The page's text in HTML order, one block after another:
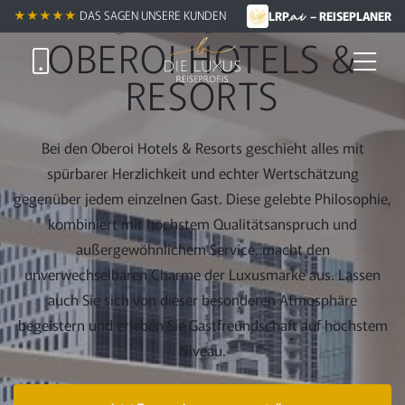
★★★★★ DAS SAGEN UNSERE KUNDEN LRP.ai – REISEPLANER
Zum
Hauptinhalt
springen
Exklusive Luxusmarke
OBEROI HOTELS &
RESORTS
Bei den Oberoi Hotels & Resorts geschieht alles mit
spürbarer Herzlichkeit und echter Wertschätzung
gegenüber jedem einzelnen Gast. Diese gelebte Philosophie,
kombiniert mit höchstem Qualitätsanspruch und
außergewöhnlichem Service, macht den
unverwechselbaren Charme der Luxusmarke aus. Lassen
auch Sie sich von dieser besonderen Atmosphäre
begeistern und erleben Sie Gastfreundschaft auf höchstem
Niveau.